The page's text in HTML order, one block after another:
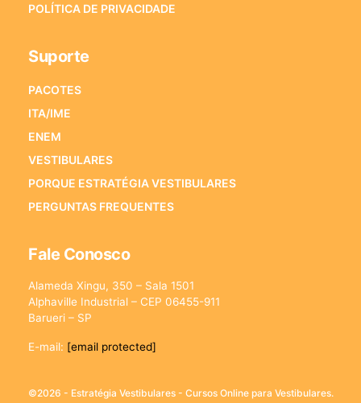
POLÍTICA DE PRIVACIDADE
Suporte
PACOTES
ITA/IME
ENEM
VESTIBULARES
PORQUE ESTRATÉGIA VESTIBULARES
PERGUNTAS FREQUENTES
Fale Conosco
Alameda Xingu, 350 – Sala 1501
Alphaville Industrial – CEP 06455-911
Barueri – SP
E-mail: [email protected]
©2026 - Estratégia Vestibulares - Cursos Online para Vestibulares.